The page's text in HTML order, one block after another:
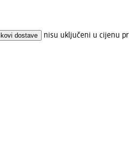
dostave nisu uključeni u cijenu